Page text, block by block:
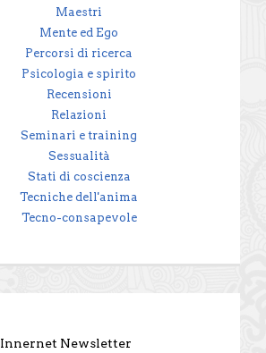
Maestri
Mente ed Ego
Percorsi di ricerca
Psicologia e spirito
Recensioni
Relazioni
Seminari e training
Sessualità
Stati di coscienza
Tecniche dell'anima
Tecno-consapevole
Innernet Newsletter